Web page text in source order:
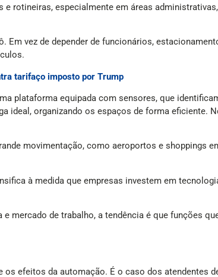
rotineiras, especialmente em áreas
Em vez de depender de funcionários,
tarifaço imposto por Trump
plataforma equipada com sensores, que
ideal, organizando os espaços de forma eficiente.
movimentação, como aeroportos e shoppings
à medida que empresas investem em
mercado de trabalho, a tendência é que funções
efeitos da automação. É o caso dos atendentes